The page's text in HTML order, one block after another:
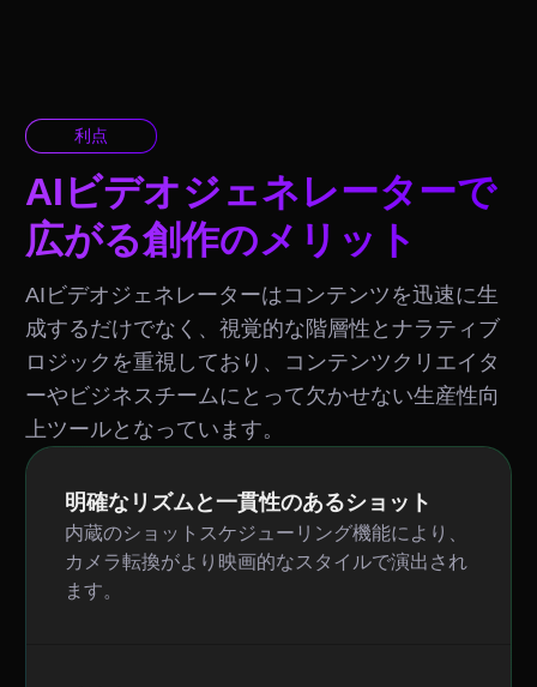
利点
AIビデオジェネレーターで
広がる創作のメリット
AIビデオジェネレーターはコンテンツを迅速に生
成するだけでなく、視覚的な階層性とナラティブ
ロジックを重視しており、コンテンツクリエイタ
ーやビジネスチームにとって欠かせない生産性向
上ツールとなっています。
明確なリズムと一貫性のあるショット
内蔵のショットスケジューリング機能により、
カメラ転換がより映画的なスタイルで演出され
ます。